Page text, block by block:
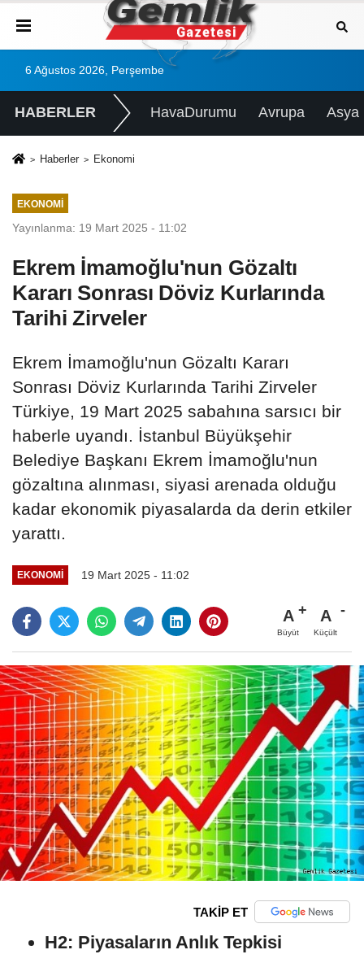
6 Ağustos 2026, Perşembe
HABERLER HavaDurumu Avrupa Asya
Haberler Ekonomi
EKONOMI
Yayınlanma: 19 Mart 2025 - 11:02
Ekrem İmamoğlu'nun Gözaltı
Kararı Sonrası Döviz Kurlarında
Tarihi Zirveler
Ekrem İmamoğlu'nun Gözaltı Kararı
Sonrası Döviz Kurlarında Tarihi Zirveler
Türkiye, 19 Mart 2025 sabahına sarsıcı bir
haberle uyandı. İstanbul Büyükşehir
Belediye Başkanı Ekrem İmamoğlu'nun
gözaltına alınması, siyasi arenada olduğu
kadar ekonomik piyasalarda da derin etkiler
yarattı.
EKONOMI 19 Mart 2025 - 11:02
A
Büyüt
A
Küçült
TAKİP ET
H2: Piyasaların Anlık Tepkisi